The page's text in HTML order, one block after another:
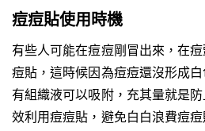
痘痘貼使用時機
有些人可能在痘痘剛冒出來，在
痘貼，這時候因為痘痘還沒形成
有組織液可以吸附，充其量就是
效利用痘痘貼，避免白白浪費痘